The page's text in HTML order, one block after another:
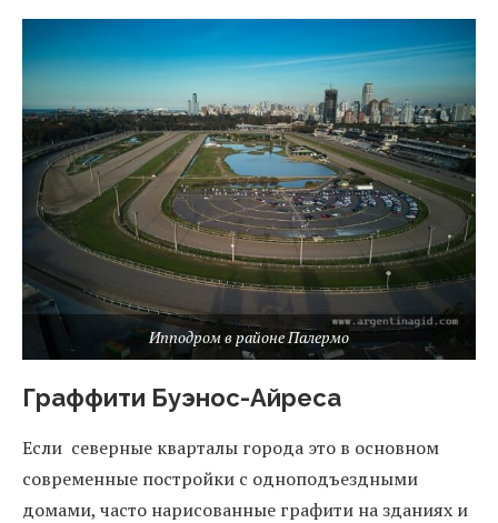
Ипподром в районе Палермо
Граффити Буэнос-Айреса
Если северные кварталы города это в основном
современные постройки с одноподъездными
домами, часто нарисованные графити на зданиях и